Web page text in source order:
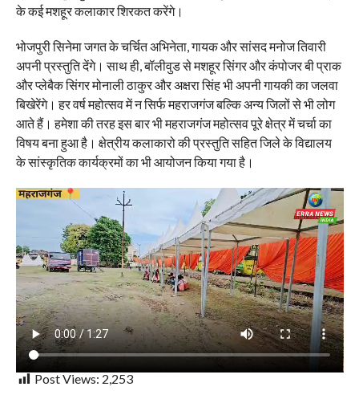
के कई मशहूर कलाकार शिरकत करेंगे।
भोजपुरी सिनेमा जगत के चर्चित अभिनेता, गायक और सांसद मनोज तिवारी
अपनी प्रस्तुति देंगे। साथ ही, बॉलीवुड से मशहूर सिंगर और कंपोजर बी प्राक
और प्लेबैक सिंगर मोनाली ठाकुर और अक्षरा सिंह भी अपनी गायकी का जलवा
बिखेरेंगे। हर वर्ष महोत्सव में न सिर्फ महराजगंज बल्कि अन्य जिलों से भी लोग
आते हैं। हमेशा की तरह इस बार भी महराजगंज महोत्सव पूरे क्षेत्र में चर्चा का
विषय बना हुआ है। क्षेत्रीय कलाकारो की प्रस्तुति सहित जिले के विद्यालय
के सांस्कृतिक कार्यक्रमों का भी आयोजन किया गया है।
Post Views: 2,253